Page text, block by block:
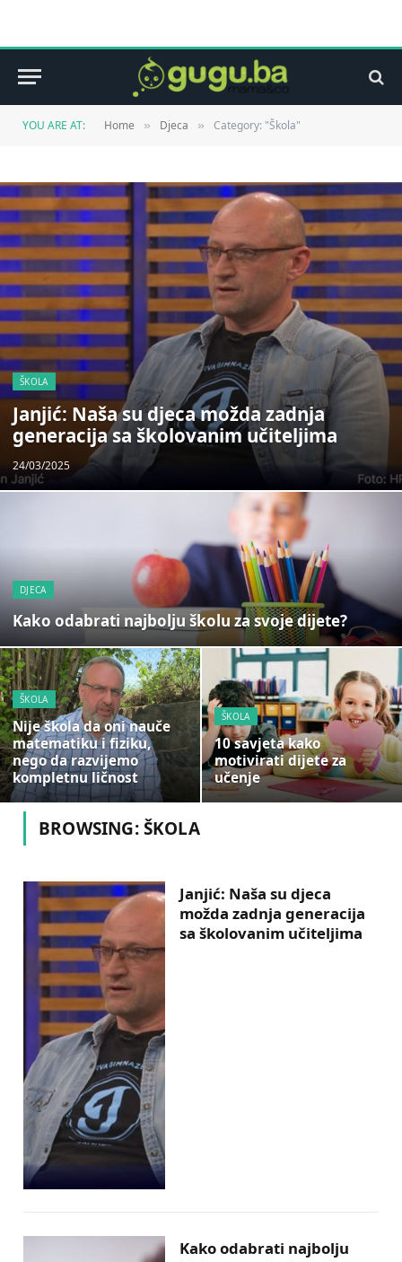
YOU ARE AT: Home » Djeca » Category: "Škola"
ŠKOLA
Janjić: Naša su djeca možda zadnja
generacija sa školovanim učiteljima
24/03/2025
DJECA
Kako odabrati najbolju školu za svoje dijete?
ŠKOLA
Nije škola da oni nauče
matematiku i fiziku,
nego da razvijemo
kompletnu ličnost
ŠKOLA
10 savjeta kako
motivirati dijete za
učenje
BROWSING:ŠKOLA
Janjić: Naša su djeca
možda zadnja generacija
sa školovanim učiteljima
Kako odabrati najbolju